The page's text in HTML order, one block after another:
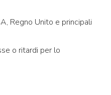
Regno Unito e principali
o ritardi per lo